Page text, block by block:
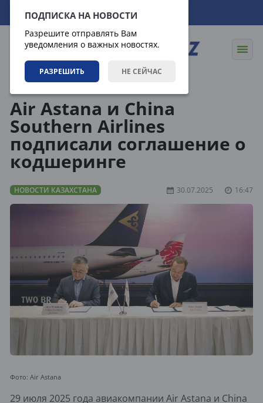
ПОДПИСКА НА НОВОСТИ
Разрешите отправлять Вам
уведомления о важных новостях.
РАЗРЕШИТЬ НЕ СЕЙЧАС
09.08.2026 01:27:41
Air Astana и China
Southern Airlines
подписали соглашение о
кодшеринге
НОВОСТИ КАЗАХСТАНА 30.07.2025 16:47
Фото: Air Astana
29 июля 2025 года авиакомпании Air Astana и China